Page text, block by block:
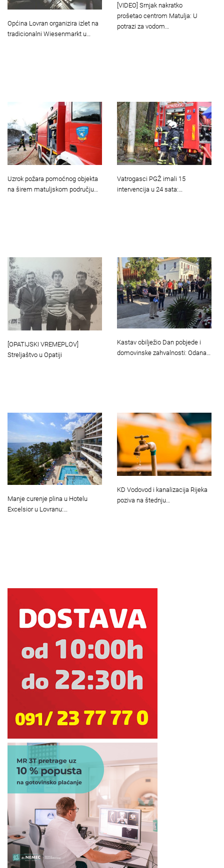
Općina Lovran organizira izlet na
tradicionalni Wiesenmarkt u…
[VIDEO] Srnjak nakratko
prošetao centrom Matulja: U
potrazi za vodom…
Uzrok požara pomoćnog objekta
na širem matuljskom području…
Vatrogasci PGŽ imali 15
intervencija u 24 sata:…
[OPATIJSKI VREMEPLOV]
Streljaštvo u Opatiji
Kastav obilježio Dan pobjede i
domovinske zahvalnosti: Odana…
Manje curenje plina u Hotelu
Excelsior u Lovranu:…
KD Vodovod i kanalizacija Rijeka
poziva na štednju…